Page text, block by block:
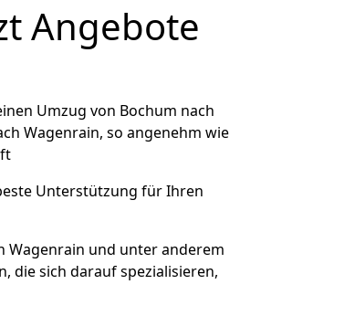
Angebote
Umzug von Bochum nach
Wagenrain, so angenehm wie
Unterstützung für Ihren
Wagenrain und unter anderem
die sich darauf spezialisieren,